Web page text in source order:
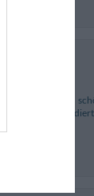
berückend
dem See